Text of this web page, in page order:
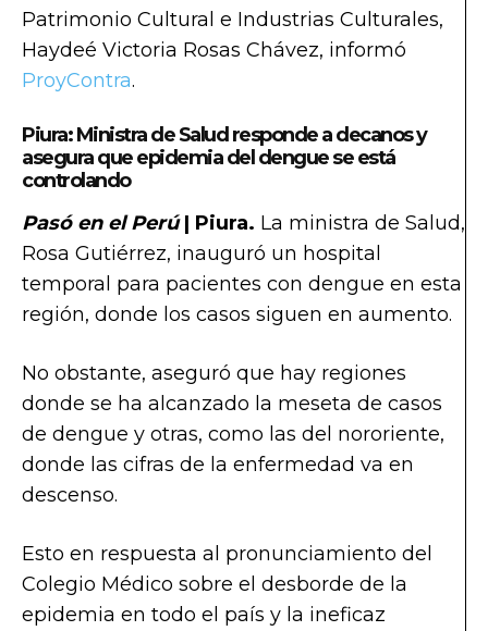
Patrimonio Cultural e Industrias Culturales,
Haydeé Victoria Rosas Chávez, informó
ProyContra.
Piura: Ministra de Salud responde a decanos y
asegura que epidemia del dengue se está
controlando
Pasó en el Perú| Piura. La ministra de Salud,
Rosa Gutiérrez, inauguró un hospital
temporal para pacientes con dengue en esta
región, donde los casos siguen en aumento.
No obstante, aseguró que hay regiones
donde se ha alcanzado la meseta de casos
de dengue y otras, como las del nororiente,
donde las cifras de la enfermedad va en
descenso.
Esto en respuesta al pronunciamiento del
Colegio Médico sobre el desborde de la
epidemia en todo el país y la ineficaz